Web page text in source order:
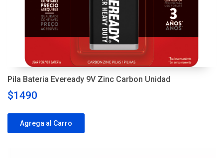
Pila Bateria Eveready 9V Zinc Carbon Unidad
$1490
Agrega al Carro